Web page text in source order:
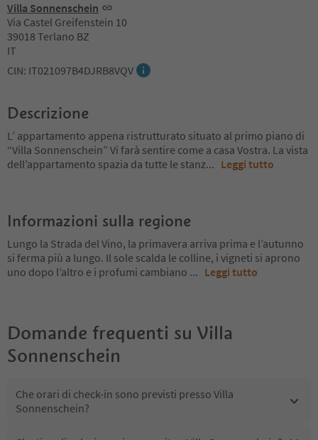
Villa Sonnenschein
Via Castel Greifenstein 10
39018 Terlano BZ
IT
CIN: IT021097B4DJRB8VQV
Descrizione
L’ appartamento appena ristrutturato situato al primo piano di
“Villa Sonnenschein” Vi farà sentire come a casa Vostra. La vista
dell’appartamento spazia da tutte le stanz... Leggi tutto
Informazioni sulla regione
Lungo la Strada del Vino, la primavera arriva prima e l’autunno
si ferma più a lungo. Il sole scalda le colline, i vigneti si aprono
uno dopo l’altro e i profumi cambiano ... Leggi tutto
Domande frequenti su Villa
Sonnenschein
Che orari di check-in sono previsti presso Villa
Sonnenschein?